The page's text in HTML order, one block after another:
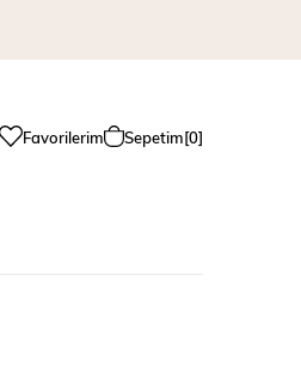
Favorilerim Sepetim 0